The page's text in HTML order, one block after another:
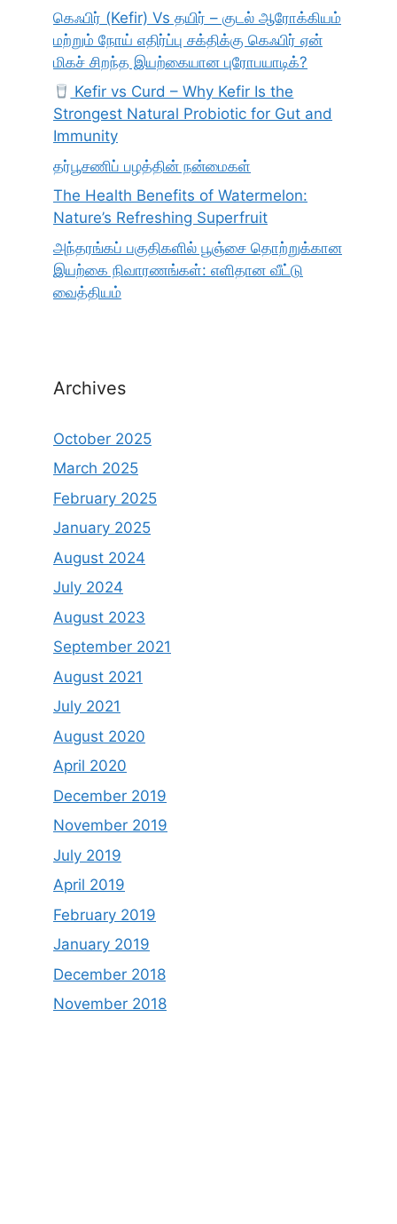
கெஃபிர் (Kefir) Vs தயிர் – குடல் ஆரோக்கியம்
மற்றும் நோய் எதிர்ப்பு சக்திக்கு கெஃபிர் ஏன்
மிகச் சிறந்த இயற்கையான புரோபயாடிக்?
Kefir vs Curd – Why Kefir Is the
Strongest Natural Probiotic for Gut and
Immunity
தர்பூசணிப் பழத்தின் நன்மைகள்
The Health Benefits of Watermelon:
Nature’s Refreshing Superfruit
அந்தரங்கப் பகுதிகளில் பூஞ்சை தொற்றுக்கான
இயற்கை நிவாரணங்கள்: எளிதான வீட்டு
வைத்தியம்
Archives
October 2025
March 2025
February 2025
January 2025
August 2024
July 2024
August 2023
September 2021
August 2021
July 2021
August 2020
April 2020
December 2019
November 2019
July 2019
April 2019
February 2019
January 2019
December 2018
November 2018